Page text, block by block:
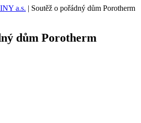
a.s. | Soutěž o pořádný dům Porotherm
dům Porotherm